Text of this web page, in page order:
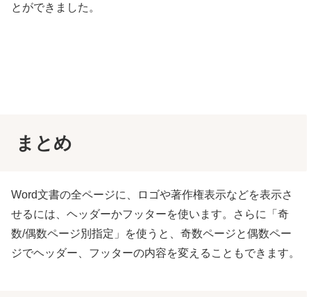
とができました。
まとめ
Word文書の全ページに、ロゴや著作権表示などを表示さ
せるには、ヘッダーかフッターを使います。さらに「奇
数/偶数ページ別指定」を使うと、奇数ページと偶数ペー
ジでヘッダー、フッターの内容を変えることもできます。